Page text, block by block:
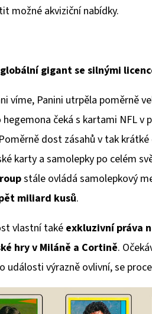
možné akviziční nabídky.
gigant se silnými
víme, Panini utrpěla poměrně
čeká s kartami NFL v
dost zásahů v tak
karty a samolepky po celém
stále ovládá samolepkový
miliard kusů.
vlastní také exkluzivní práva
hry v Miláně a Cortině.
události výrazně ovlivní, se